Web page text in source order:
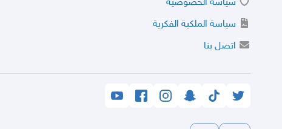
سياسة الخصوصية
سياسة الملكية الفكرية
اتصل بنا